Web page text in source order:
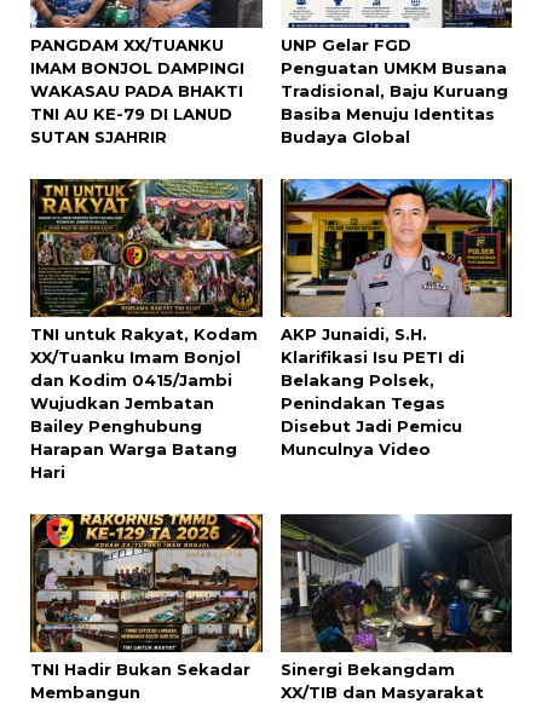
PANGDAM XX/TUANKU
IMAM BONJOL DAMPINGI
WAKASAU PADA BHAKTI
TNI AU KE-79 DI LANUD
SUTAN SJAHRIR
UNP Gelar FGD
Penguatan UMKM Busana
Tradisional, Baju Kuruang
Basiba Menuju Identitas
Budaya Global
TNI untuk Rakyat, Kodam
XX/Tuanku Imam Bonjol
dan Kodim 0415/Jambi
Wujudkan Jembatan
Bailey Penghubung
Harapan Warga Batang
Hari
AKP Junaidi, S.H.
Klarifikasi Isu PETI di
Belakang Polsek,
Penindakan Tegas
Disebut Jadi Pemicu
Munculnya Video
TNI Hadir Bukan Sekadar
Membangun
Sinergi Bekangdam
XX/TIB dan Masyarakat